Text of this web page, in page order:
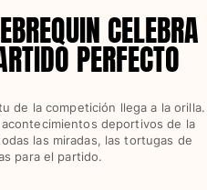
PERFECTO
de la competición llega a la orilla.
deportivos de la
las miradas, las tortugas de
para el partido.